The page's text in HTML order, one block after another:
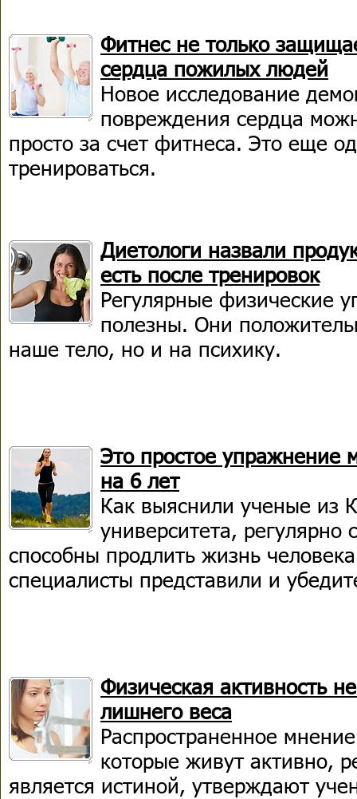
Фитнес не только
сердца пожилых людей
Новое исследование
повреждения сердца
просто за счет фитнеса. Это еще
тренироваться.
Диетологи назвали
есть после тренировок
Регулярные физические
полезны. Они
наше тело, но и на психику.
Это простое упражнение
на 6 лет
Как выяснили ученые из
университета,
способны продлить жизнь
специалисты представили и
Физическая активность
лишнего веса
Распространенное
которые живут активно,
является истиной, утверждают